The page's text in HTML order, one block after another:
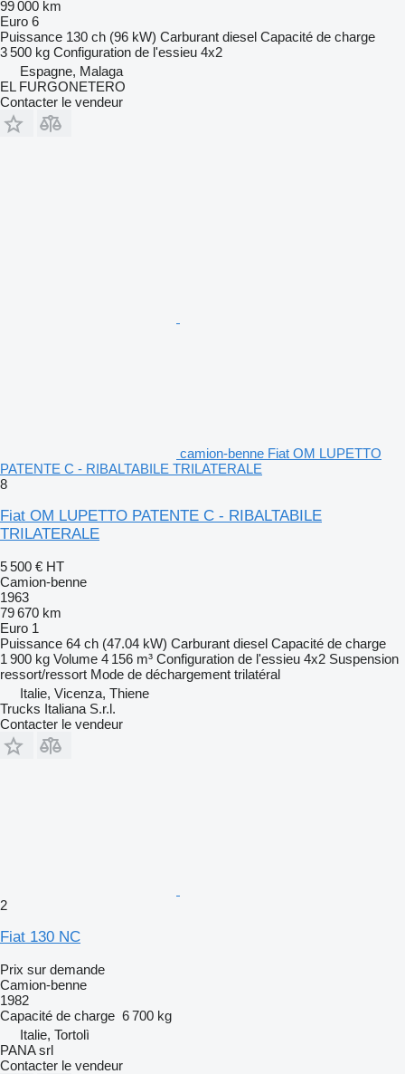
99 000 km
Euro 6
Puissance 130 ch (96 kW) Carburant diesel Capacité de charge
3 500 kg Configuration de l'essieu 4x2
Espagne, Malaga
EL FURGONETERO
Contacter le vendeur
camion-benne Fiat OM LUPETTO
PATENTE C - RIBALTABILE TRILATERALE
8
Fiat OM LUPETTO PATENTE C - RIBALTABILE
TRILATERALE
5 500 € HT
Camion-benne
1963
79 670 km
Euro 1
Puissance 64 ch (47.04 kW) Carburant diesel Capacité de charge
1 900 kg Volume 4 156 m³ Configuration de l'essieu 4x2 Suspension
ressort/ressort Mode de déchargement trilatéral
Italie, Vicenza, Thiene
Trucks Italiana S.r.l.
Contacter le vendeur
2
Fiat 130 NC
Prix sur demande
Camion-benne
1982
Capacité de charge 6 700 kg
Italie, Tortolì
PANA srl
Contacter le vendeur